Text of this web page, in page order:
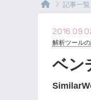
記事一覧
解析ツール
ベン